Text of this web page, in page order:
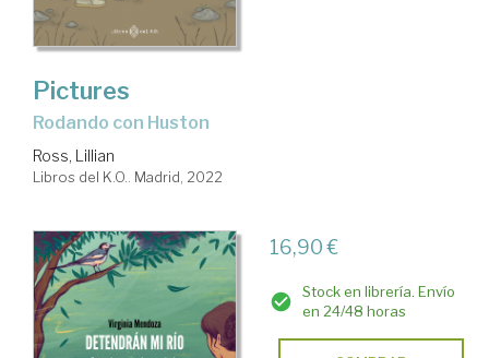
Pictures
rodando con Huston
Ross, Lillian
Libros del K.O.. Madrid, 2022
16,90 €
Stock en librería. Envío
en 24/48 horas